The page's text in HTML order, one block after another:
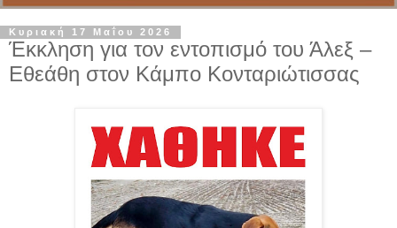
Κυριακή 17 Μαΐου 2026
Έκκληση για τον εντοπισμό του Άλεξ –
Eθεάθη στον Κάμπο Κονταριώτισσας